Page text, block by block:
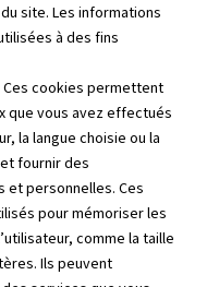
site. Les informations
à des fins
cookies permettent
que vous avez effectués
la langue choisie ou la
fournir des
et personnelles. Ces
pour mémoriser les
comme la taille
Ils peuvent